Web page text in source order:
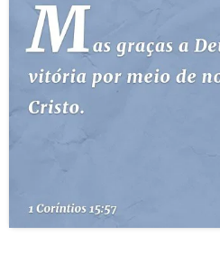
10 MANDAMENTOS
ESTUDOS BÍBLICOS
ESBOÇOS DE PREGAÇÃO
PERGUNTE À BÍBLIA